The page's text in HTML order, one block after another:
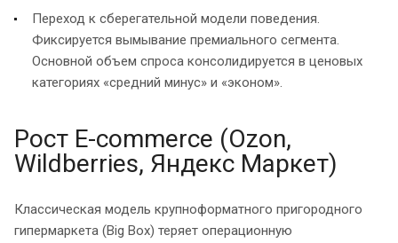
Переход к сберегательной модели поведения.
Фиксируется вымывание премиального сегмента.
Основной объем спроса консолидируется в ценовых
категориях «средний минус» и «эконом».
Рост E-commerce (Ozon,
Wildberries, Яндекс Маркет)
Классическая модель крупноформатного пригородного
гипермаркета (Big Box) теряет операционную